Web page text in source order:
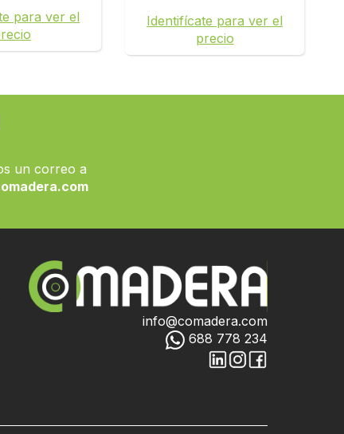
para ver el
Identifícate para ver el
precio
un correo a
info@comadera.com
688 778 234